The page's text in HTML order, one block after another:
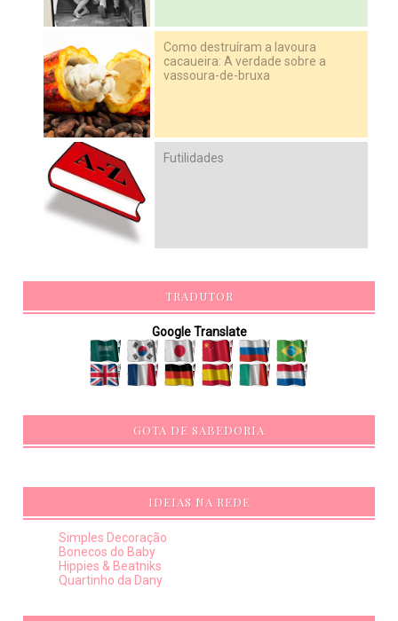
Como destruíram a lavoura
cacaueira: A verdade sobre a
vassoura-de-bruxa
Futilidades
TRADUTOR
Google Translate
GOTA DE SABEDORIA
IDEIAS NA REDE
Simples Decoração
Bonecos do Baby
Hippies & Beatniks
Quartinho da Dany